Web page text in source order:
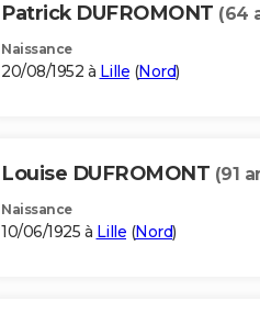
Patrick DUFROMONT (64
Naissance
20/08/1952 à Lille (Nord)
Louise DUFROMONT (91
Naissance
10/06/1925 à Lille (Nord)